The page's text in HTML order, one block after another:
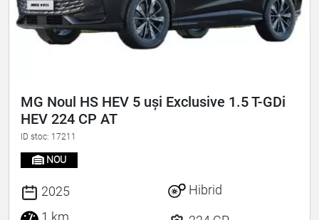
MG Noul HS HEV 5 uși Exclusive 1.5 T-GDi
HEV 224 CP AT
ID stoc: 17211
NOU
2025
1 km
Hibrid